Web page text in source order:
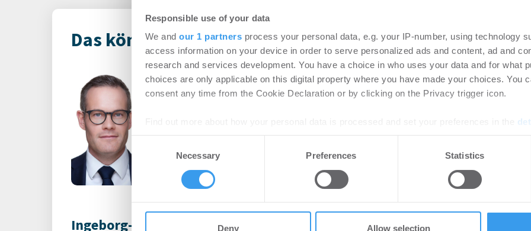
Responsible use of your data
We and our 1 partners process your personal data, e.g. your IP-number, using technology
access information on your device in order to serve personalized ads and content, ad and
research and services development. You have a choice in who uses your data and for what
choices are only applicable on this digital property where you have made your choices. You
consent any time from the Cookie Declaration or by clicking on the Privacy trigger icon.
We use cookies to personalise content and ads, to provide social media features and to
other information that you’ve provided to them or that they’ve collected from your use of their
Selection
Necessary Preferences Statistics
Deny Allow selection
Das könnte Dich auch interessieren
Principal Asset Management
ernennt Daniel Maric zum Leiter
-06.08.2026
Login für den ganzen Artikel Wenn noch nicht
registriert, erstellen Sie sich jetzt Ihren kostenlosen
Account, um auf die neusten ...
Ingeborg-Warschke-Nachwuchspreis 2026 –